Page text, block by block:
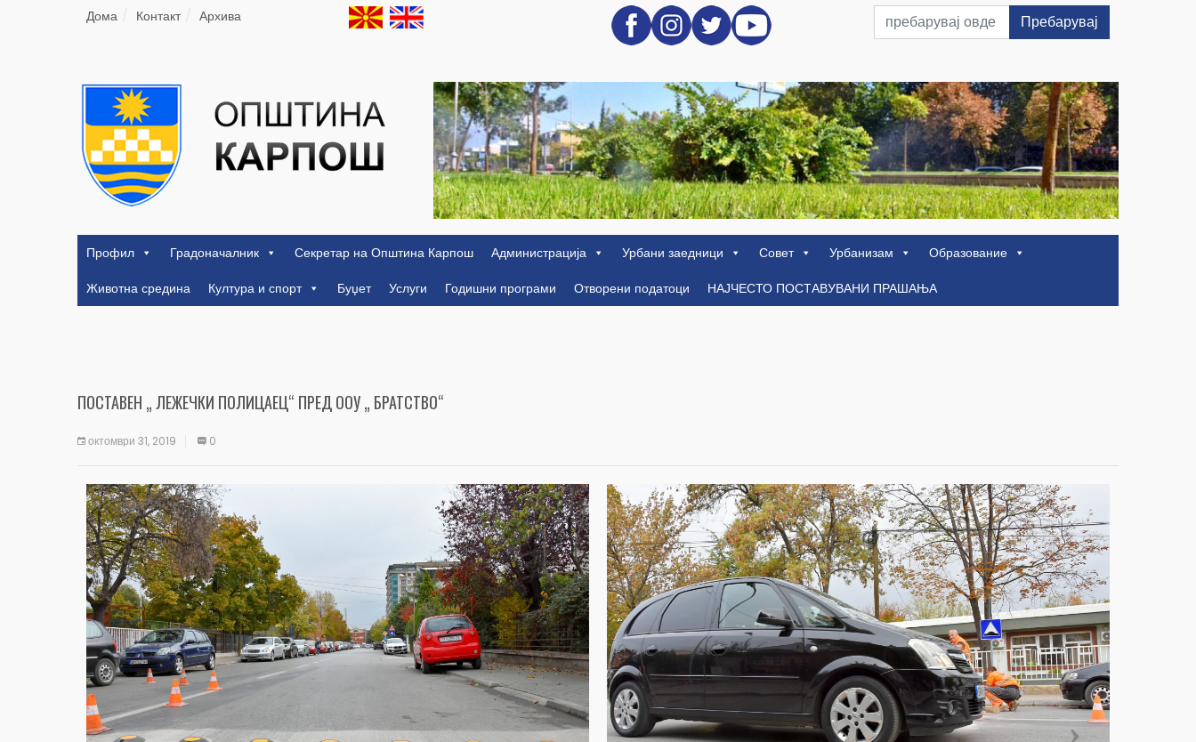
Дома Контакт Архива Пребарувај
Профил Градоначалник Секретар на Општина Карпош Администрација Урбани заедници Совет Урбанизам
Образование
Животна средина
Култура и спорт Буџет Услуги Годишни програми Отворени податоци НАЈЧЕСТО ПОСТАВУВАНИ ПРАШАЊА
ПОСТАВЕН „ ЛЕЖЕЧКИ ПОЛИЦАЕЦ“ ПРЕД ООУ „ БРАТСТВО“
октомври 31, 2019 0